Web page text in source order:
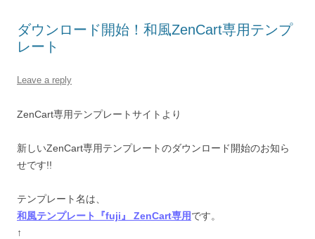
ダウンロード開始！和風ZenCart専用テンプ
レート
Leave a reply
ZenCart専用テンプレートサイトより
新しいZenCart専用テンプレートのダウンロード開始のお知ら
せです!!
テンプレート名は、
和風テンプレート『fuji』 ZenCart専用です。
↑